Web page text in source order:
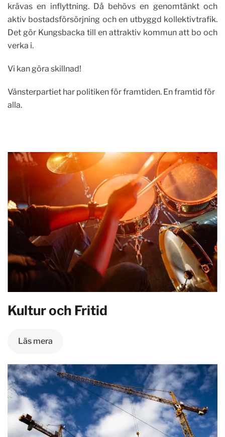
krävas en inflyttning. Då behövs en genomtänkt och
aktiv bostadsförsörjning och en utbyggd kollektivtrafik.
Det gör Kungsbacka till en attraktiv kommun att bo och
verka i.
Vi kan göra skillnad!
Vänsterpartiet har politiken för framtiden. En framtid för
alla.
Kultur och Fritid
Läs mera